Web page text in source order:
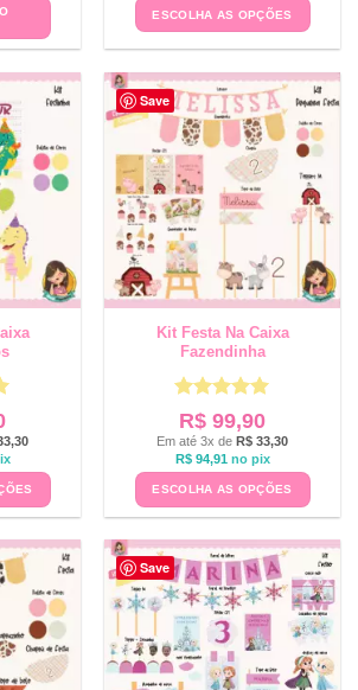
ESCOLHA AS OPÇÕES
5
Save
Kit Festa Na Caixa
Fazendinha
Avaliação5
de 5
R$ 99,90
Em até 3x de R$ 33,30
R$94,91 no pix
ESCOLHA AS OPÇÕES
Save